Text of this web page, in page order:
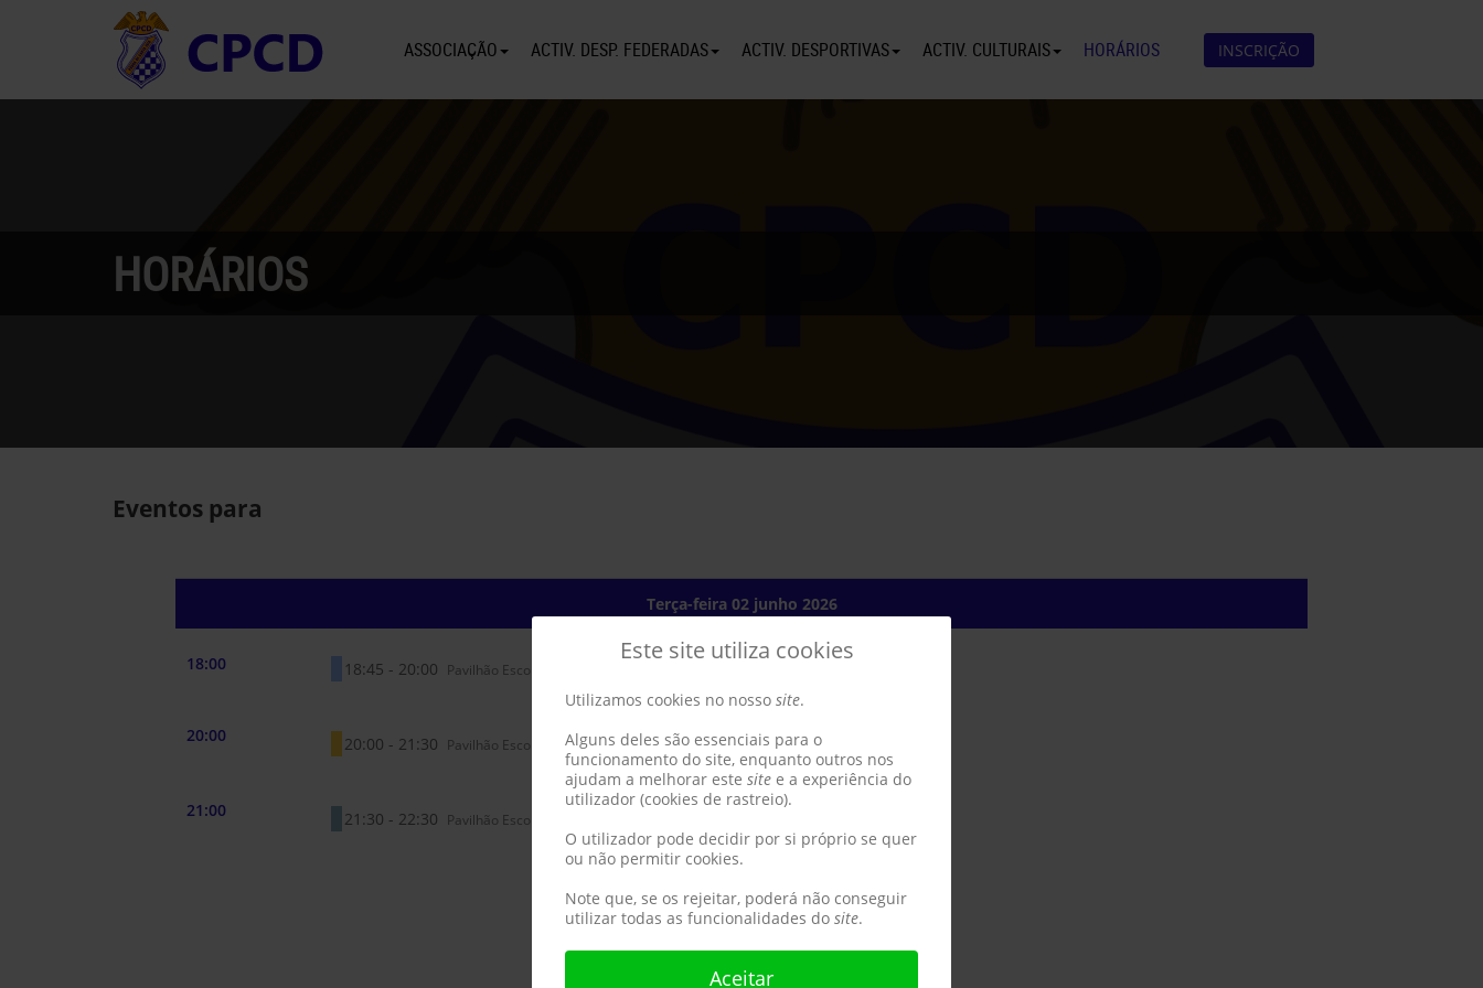
ASSOCIAÇÃO ACTIV. DESP. FEDERADAS ACTIV. DESPORTIVAS ACTIV. CULTURAIS HORÁRIOS INSCRIÇÃO
HORÁRIOS
Eventos para
Terça-feira 02 junho 2026
18:00 18:45 - 20:00 Pavilhão Escola D. Martinho Vaz Castelo Branco
20:00 20:00 - 21:30 Pavilhão Escola D. Martinho Vaz Castelo Branco :: Iniciados - Sub15
21:00 21:30 - 22:30 Pavilhão Escola D. Martinho Vaz Castelo Branco
Este site utiliza cookies
Utilizamos cookies no nosso site.
Alguns deles são essenciais para o
funcionamento do site, enquanto outros nos
ajudam a melhorar este site e a experiência do
utilizador (cookies de rastreio).
O utilizador pode decidir por si próprio se quer
ou não permitir cookies.
Note que, se os rejeitar, poderá não conseguir
utilizar todas as funcionalidades do site.
Aceitar